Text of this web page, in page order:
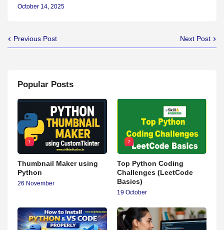
October 14, 2025
Previous Post Next Post
Popular Posts
1
Thumbnail Maker using
Python
26 November
2
Top Python Coding
Challenges (LeetCode
Basics)
19 October